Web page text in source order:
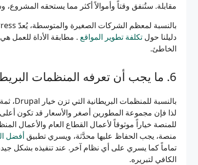
مقابلة. ستُنفق وقتاً وأموالاً أكثر مما يستحقه
دليلنا حول تكلفة تطوير المواقع
الخاطئ.
ما يجب أن تعرفه المنظمات
لذا فإن مجموعة المطورين أصغر والأسعار قد تكون
للمنصة خياراً موثوقاً لأعمال القطاع العام والأعمال
منصة، يجب الحفاظ عليها محدَّثة، ويسري تطبيق أفضل
الكافي لتبريره.